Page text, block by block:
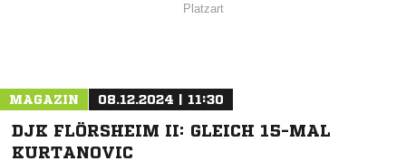
Platzart
MAGAZIN 08.12.2024 | 11:30
DJK FLÖRSHEIM II: GLEICH 15-MAL
KURTANOVIC